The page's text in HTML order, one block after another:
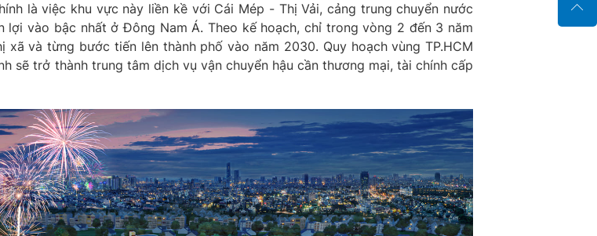
là việc khu vực này liền kề với Cái Mép - Thị Vải, cảng trung chuyển nước
vào bậc nhất ở Đông Nam Á. Theo kế hoạch, chỉ trong vòng 2 đến 3 năm
và từng bước tiến lên thành phố vào năm 2030. Quy hoạch vùng TP.HCM
sẽ trở thành trung tâm dịch vụ vận chuyển hậu cần thương mại, tài chính cấp